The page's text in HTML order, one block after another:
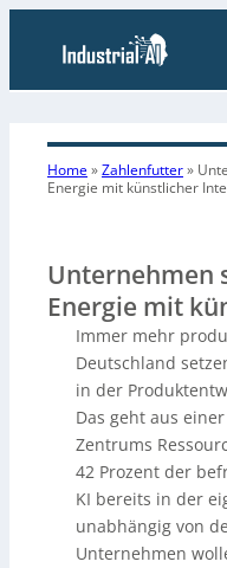
Home»Zahlenfutter»
Energie mit künstlicher
Unternehmen
Energie mit
Immer mehr
Deutschland
in der
Das geht aus
Zentrums
42 Prozent der
KI bereits in der
unabhängig von
Unternehmen